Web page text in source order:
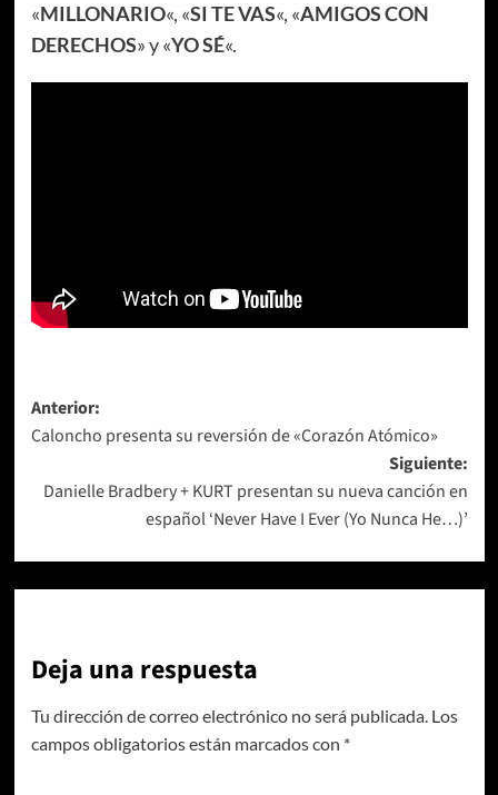
«MILLONARIO«, «SI TE VAS«, «AMIGOS CON
DERECHOS» y «YO SÉ«.
Navegación
de
entradas
Anterior:
Caloncho presenta su reversión de «Corazón Atómico»
Siguiente:
Danielle Bradbery + KURT presentan su nueva canción en
español ‘Never Have I Ever (Yo Nunca He…)’
Deja una respuesta
Tu dirección de correo electrónico no será publicada. Los
campos obligatorios están marcados con *